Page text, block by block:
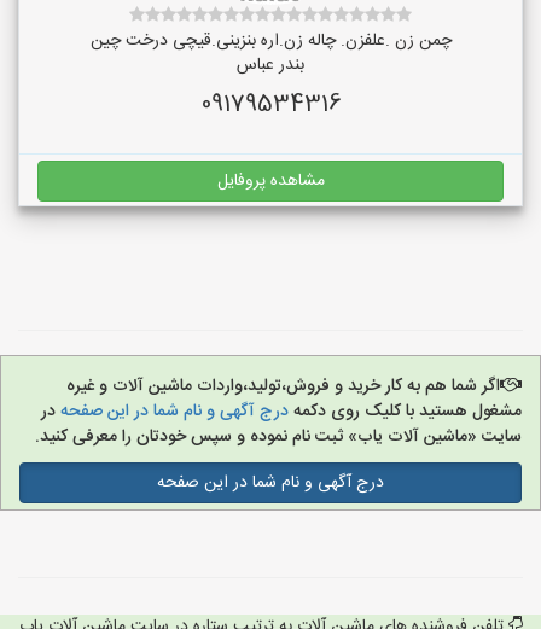
چمن زن .علفزن. چاله زن.اره بنزینی.قیچی درخت چین
بندر عباس
09179534316
مشاهده پروفایل
اگر شما هم به کار خرید و فروش،تولید،واردات ماشین آلات و غیره
مشغول هستید با کلیک روی دکمهدرج آگهی و نام شما در این صفحهدر
سایت «ماشین آلات یاب» ثبت نام نموده و سپس خودتان را معرفی کنید.
درج آگهی و نام شما در این صفحه